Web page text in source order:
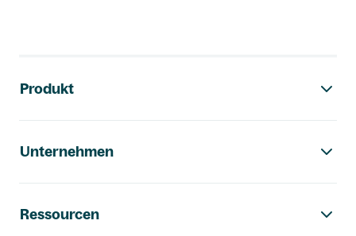
Produkt
Unternehmen
Ressourcen